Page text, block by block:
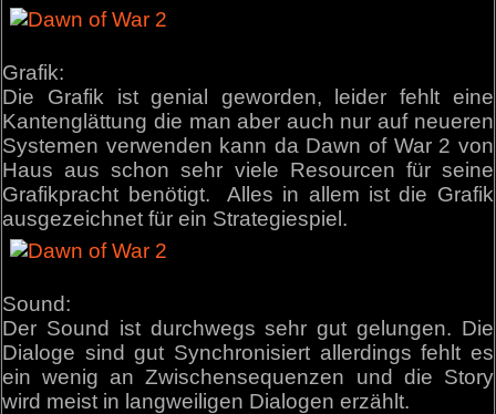
Grafik:
Die Grafik ist genial geworden, leider fehlt eine
Kantenglättung die man aber auch nur auf neueren
Systemen verwenden kann da Dawn of War 2 von
Haus aus schon sehr viele Resourcen für seine
Grafikpracht benötigt. Alles in allem ist die Grafik
ausgezeichnet für ein Strategiespiel.
Sound:
Der Sound ist durchwegs sehr gut gelungen. Die
Dialoge sind gut Synchronisiert allerdings fehlt es
ein wenig an Zwischensequenzen und die Story
wird meist in langweiligen Dialogen erzählt.